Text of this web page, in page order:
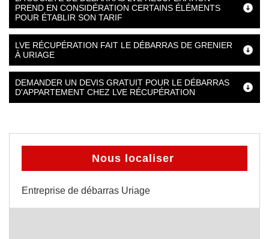
PREND EN CONSIDÉRATION CERTAINS ÉLÉMENTS
POUR ÉTABLIR SON TARIF
LVE RÉCUPÉRATION FAIT LE DÉBARRAS DE GRENIER
À URIAGE
DEMANDER UN DEVIS GRATUIT POUR LE DÉBARRAS
D'APPARTEMENT CHEZ LVE RÉCUPÉRATION
Nous localiser
Entreprise de débarras Uriage